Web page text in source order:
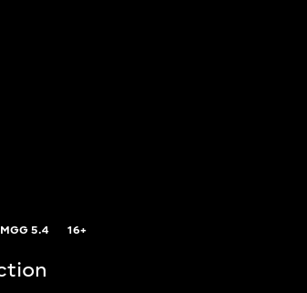
MGG5.4 16+